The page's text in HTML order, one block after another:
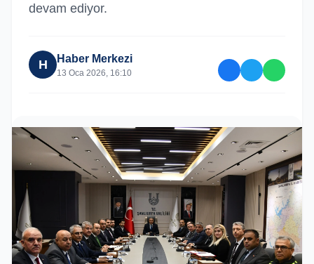
devam ediyor.
H Haber Merkezi
13 Oca 2026, 16:10